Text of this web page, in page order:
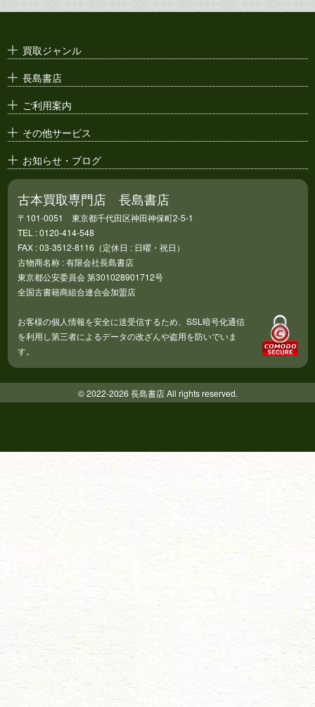
買取ジャンル
長島書店
ご利用案内
その他サービス
お知らせ・ブログ
古本買取専門店 長島書店
〒101-0051 東京都千代田区神田神保町2-5-1
TEL : 0120-414-548
FAX : 03-3512-8116（定休日 : 日曜・祝日）
古物商名称 : 有限会社長島書店
東京都公安委員会 第301028901712号
全国古書籍商組合連合会加盟店
お客様の個人情報を安全に送受信するため、SSL暗号化通信
を利用し第三者によるデータの改ざんや盗用を防いでいま
す。
© 2022-2026 長島書店 All rights reserved.